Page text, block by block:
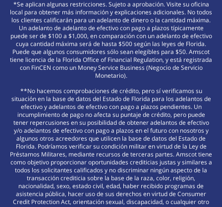
*Se aplican algunas restricciones. Sujeto a aprobación. Visite su oficina
local para obtener más información y explicaciones adicionales. No todos
los clientes calificarán para un adelanto de dinero o la cantidad máxima.
Un adelanto de adelanto de efectivo con pago a plazos típicamente
puede ser de $100 a $1,000, en comparación con un adelanto de efectivo
cuya cantidad máxima será de hasta $500 según las leyes de Florida.
Puede que algunos consumidores sólo sean elegibles para $50. Amscot
tiene licencia de la Florida Office of Financial Regulation, y está registrada
con FinCEN como un Money Service Business (Negocio de Servicio
Monetario).
**No hacemos comprobaciones de crédito, pero sí verificamos su
situación en la base de datos del Estado de Florida para los adelantos de
efectivo y adelantos de efectivo con pago a plazos pendientes. Un
incumplimiento de pago no afecta su puntaje de crédito, pero puede
tener repercusiones en su posibilidad de obtener adelantos de efectivo
y/o adelantos de efectivo con pago a plazos en el futuro con nosotros y
algunos otros acreedores que utilicen la base de datos del Estado de
Florida. Podríamos verificar su condición militar en virtud de la Ley de
Préstamos Militares, mediante recursos de terceras partes. Amscot tiene
como objetivo proporcionar oportunidades crediticias justas y similares a
todos los solicitantes calificados y no discriminar ningún aspecto de la
transacción crediticia sobre la base de la raza, color, religión,
nacionalidad, sexo, estado civil, edad, haber recibido programas de
asistencia pública, hacer uso de sus derechos en virtud de Consumer
Credit Protection Act, orientación sexual, discapacidad, o cualquier otro